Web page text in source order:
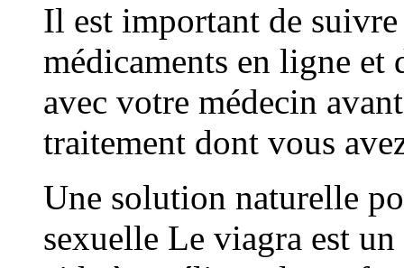
Il est important de
médicaments en ligne et
avec votre médecin
traitement dont vous
Une solution naturelle
sexuelle Le viagra est